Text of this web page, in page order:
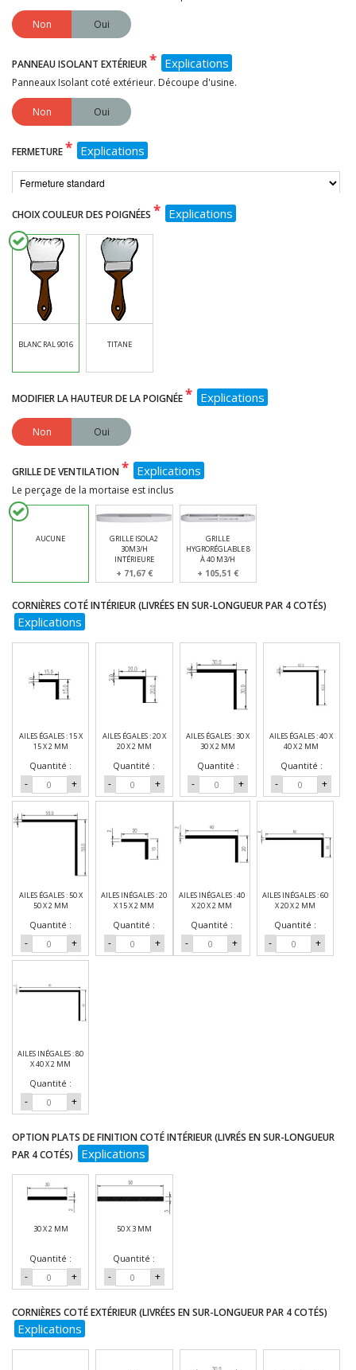
Non Oui
PANNEAU ISOLANT EXTÉRIEUR* Explications
Panneaux Isolant coté extérieur. Découpe d'usine.
Non Oui
FERMETURE* Explications
CHOIX COULEUR DES POIGNÉES * Explications
BLANC RAL 9016 TITANE
MODIFIER LA HAUTEUR DE LA POIGNÉE* Explications
Non Oui
GRILLE DE VENTILATION* Explications
Le perçage de la mortaise est inclus
AUCUNE
GRILLE ISOLA2
30M3/H
INTÉRIEURE
+ 71,67 €
GRILLE
HYGRORÉGLABLE 8
À 40 M3/H
+ 105,51 €
CORNIÈRES COTÉ INTÉRIEUR (LIVRÉES EN SUR-LONGUEUR PAR 4 COTÉS)
Explications
AILES ÉGALES : 15 X
15 X 2 MM
Quantité :
- +
AILES ÉGALES : 20 X
20 X 2 MM
Quantité :
- +
AILES ÉGALES : 30 X
30 X 2 MM
Quantité :
- +
AILES ÉGALES : 40 X
40 X 2 MM
Quantité :
- +
AILES ÉGALES : 50 X
50 X 2 MM
Quantité :
- +
AILES INÉGALES : 20
X 15 X 2 MM
Quantité :
- +
AILES INÉGALES : 40
X 20 X 2 MM
Quantité :
- +
AILES INÉGALES : 60
X 20 X 2 MM
Quantité :
- +
AILES INÉGALES : 80
X 40 X 2 MM
Quantité :
- +
OPTION PLATS DE FINITION COTÉ INTÉRIEUR (LIVRÉS EN SUR-LONGUEUR
PAR 4 COTÉS)
Explications
30 X 2 MM
Quantité :
- +
50 X 3 MM
Quantité :
- +
CORNIÈRES COTÉ EXTÉRIEUR (LIVRÉES EN SUR-LONGUEUR PAR 4 COTÉS)
Explications